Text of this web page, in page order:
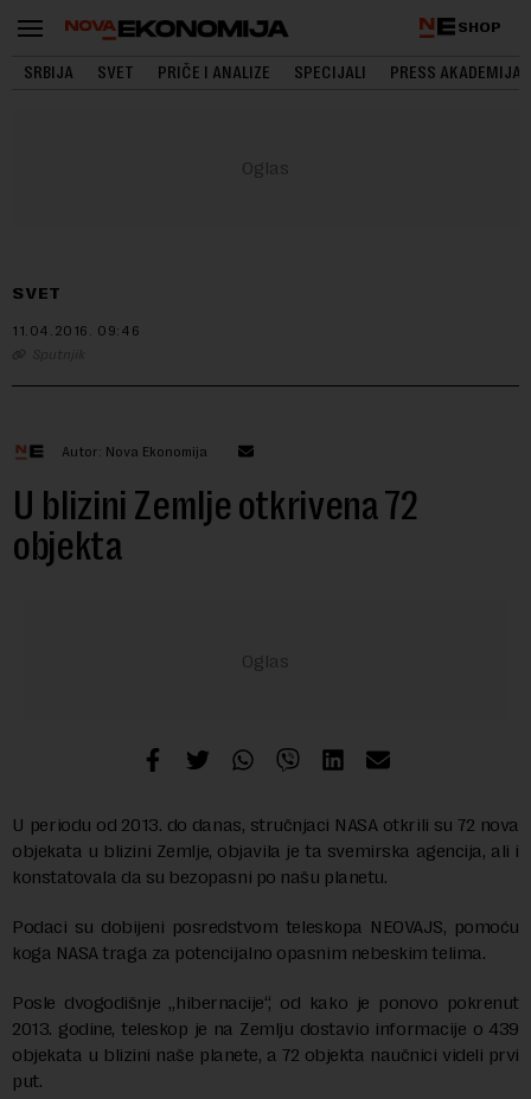
SHOP
SRBIJA SVET PRIČE I ANALIZE SPECIJALI PRESS AKADEMIJA
SVET
11.04.2016. 09:46
Sputnjik
Autor: Nova Ekonomija
U blizini Zemlje otkrivena 72
objekta
U periodu od 2013. do danas, stručnjaci NASA otkrili su 72 nova
objekata u blizini Zemlje, objavila je ta svemirska agencija, ali i
konstatovala da su bezopasni po našu planetu.
Podaci su dobijeni posredstvom teleskopa NEOVAJS, pomoću
koga NASA traga za potencijalno opasnim nebeskim telima.
Posle dvogodišnje „hibernacije“, od kako je ponovo pokrenut
2013. godine, teleskop je na Zemlju dostavio informacije o 439
objekata u blizini naše planete, a 72 objekta naučnici videli prvi
put.